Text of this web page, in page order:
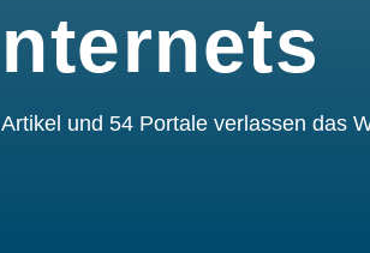
und 54 Portale verlassen das